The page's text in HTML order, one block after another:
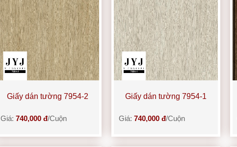
Giấy dán tường 7954-2
Giá: 740,000 đ/Cuộn
Giấy dán tường 7954-1
Giá:740,000 đ/Cuộn